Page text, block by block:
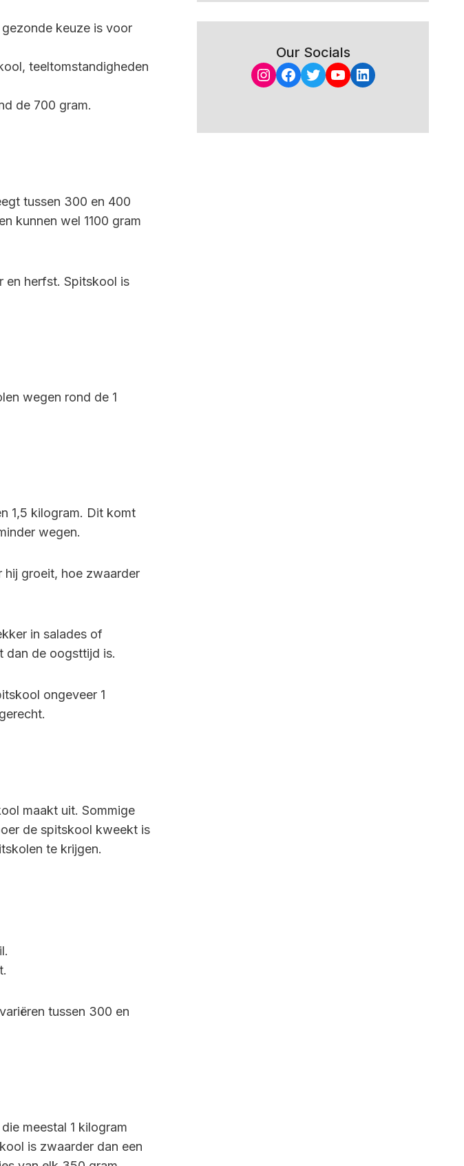
keuze is voor
teeltomstandigheden
de 700 gram.
tussen 300 en 400
kunnen wel 1100 gram
en herfst. Spitskool is
wegen rond de 1
1,5 kilogram. Dit komt
wegen.
groeit, hoe zwaarder
in salades of
dan de oogsttijd is.
ongeveer 1
maakt uit. Sommige
de spitskool kweekt is
te krijgen.
tussen 300 en
meestal 1 kilogram
is zwaarder dan een
Our Socials
Instagram
Facebook
Twitter
YouTube
LinkedIn